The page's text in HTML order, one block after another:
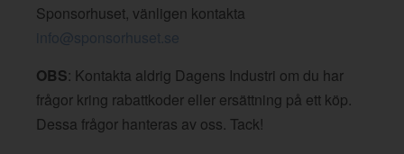
Sponsorhuset, vänligen kontakta
info@sponsorhuset.se
OBS: Kontakta aldrig Dagens Industri om du har
frågor kring rabattkoder eller ersättning på ett köp.
Dessa frågor hanteras av oss. Tack!